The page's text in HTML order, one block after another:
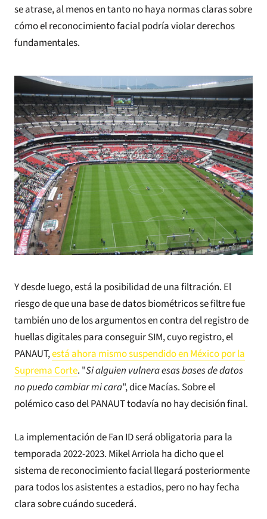
se atrase, al menos en tanto no haya normas claras sobre
cómo el reconocimiento facial podría violar derechos
fundamentales.
Y desde luego, está la posibilidad de una filtración. El
riesgo de que una base de datos biométricos se filtre fue
también uno de los argumentos en contra del registro de
huellas digitales para conseguir SIM, cuyo registro, el
PANAUT,está ahora mismo suspendido en México por la
Suprema Corte. "Si alguien vulnera esas bases de datos
no puedo cambiar mi cara", dice Macías. Sobre el
polémico caso del PANAUT todavía no hay decisión final.
La implementación de Fan ID será obligatoria para la
temporada 2022-2023. Mikel Arriola ha dicho que el
sistema de reconocimiento facial llegará posteriormente
para todos los asistentes a estadios, pero no hay fecha
clara sobre cuándo sucederá.